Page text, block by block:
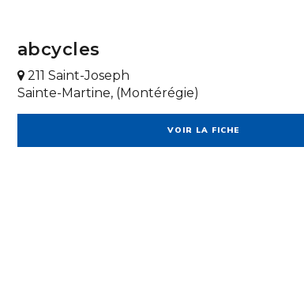
abcycles
211 Saint-Joseph
Sainte-Martine, (Montérégie)
VOIR LA FICHE